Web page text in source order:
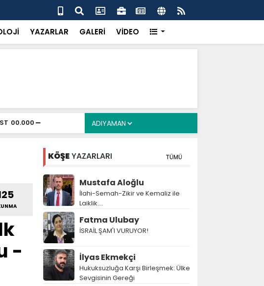
Narinceliler Derneği’nden Gazete Kahta İmtiyaz Sahibi Mustafa
Kamış’a Teşekkür Plaketi.
YAZARLAR GALERİ VİDEO
00.000
-
KÖŞEYAZARLARI TÜMÜ
Mustafa Aloğlu
İlahi-Semah-Zikir ve Kemaliz ile
Laiklik….
Fatma Ulubay
İSRAİL ŞAM'I VURUYOR!
İlyas Ekmekçi
Hukuksuzluğa Karşı Birleşmek: Ülke
Sevgisinin Gereği